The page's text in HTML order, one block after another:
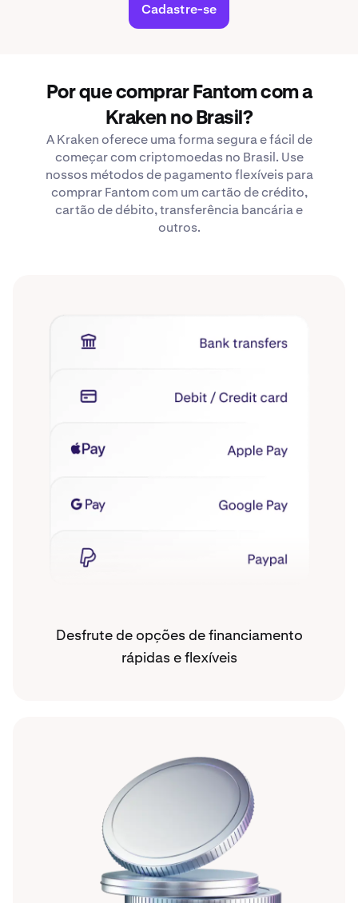
Cadastre-se
Por que comprar Fantom com a
Kraken no Brasil?
A Kraken oferece uma forma segura e fácil de
começar com criptomoedas no Brasil. Use
nossos métodos de pagamento flexíveis para
comprar Fantom com um cartão de crédito,
cartão de débito, transferência bancária e
outros.
Desfrute de opções de financiamento
rápidas e flexíveis